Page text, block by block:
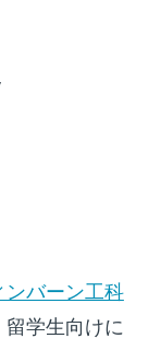
ンバーン工科
留学生向けに